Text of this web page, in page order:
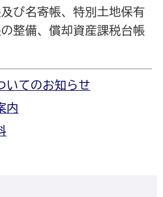
び名寄帳、特別土地保有
整備、償却資産課税台帳
いてのお知らせ
内